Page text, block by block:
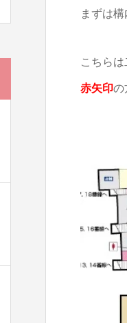
まずは構
こちらは
赤矢印の